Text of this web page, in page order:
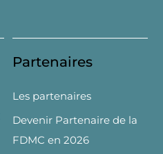
Partenaires
Les partenaires
Devenir Partenaire de la
FDMC en 2026